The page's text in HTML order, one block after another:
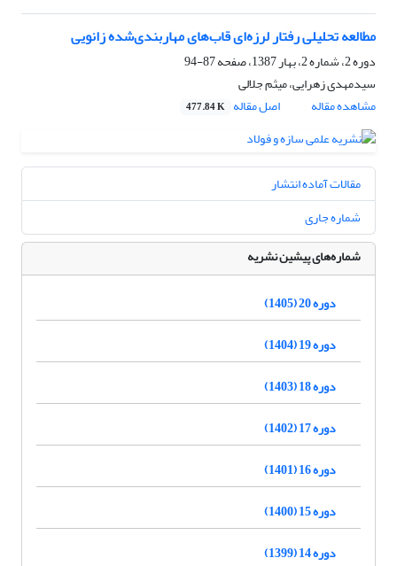
مطالعه تحلیلی رفتار لرزه‌ای قاب‌های مهاربندی‌شده زانویی
دوره 2، شماره 2، بهار 1387، صفحه
87-94
سیدمهدی زهرایی، میثم جلالی
مشاهده مقاله
اصل مقاله 477.84 K
مقالات آماده انتشار
شماره جاری
شماره‌های پیشین نشریه
دوره 20 (1405)
دوره 19 (1404)
دوره 18 (1403)
دوره 17 (1402)
دوره 16 (1401)
دوره 15 (1400)
دوره 14 (1399)